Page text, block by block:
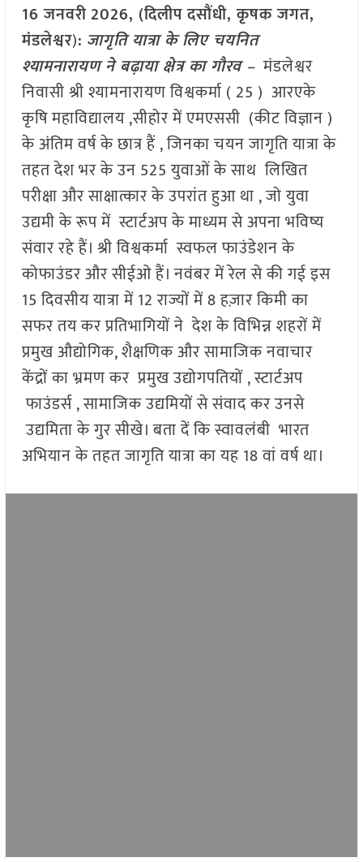
16 जनवरी2026, (दिलीप दसौंधी, कृषक जगत,
मंडलेश्वर): जागृति यात्रा के लिए चयनित
श्यामनारायण ने बढ़ाया क्षेत्र का गौरव –मंडलेश्वर
निवासी श्री श्यामनारायण विश्वकर्मा ( 25 ) आरएके
कृषि महाविद्यालय ,सीहोर में एमएससी (कीट विज्ञान )
के अंतिम वर्ष के छात्र हैं , जिनका चयन जागृति यात्रा के
तहत देश भर के उन 525 युवाओं के साथ लिखित
परीक्षा और साक्षात्कार के उपरांत हुआ था , जो युवा
उद्यमी के रूप में स्टार्टअप के माध्यम से अपना भविष्य
संवार रहे हैं। श्री विश्वकर्मा स्वफल फाउंडेशन के
कोफाउंडर और सीईओ हैं। नवंबर में रेल से की गई इस
15 दिवसीय यात्रा में 12 राज्यों में 8 हज़ार किमी का
सफर तय कर प्रतिभागियों ने देश के विभिन्न शहरों में
प्रमुख औद्योगिक, शैक्षणिक और सामाजिक नवाचार
केंद्रों का भ्रमण कर प्रमुख उद्योगपतियों , स्टार्टअप
फाउंडर्स , सामाजिक उद्यमियों से संवाद कर उनसे
उद्यमिता के गुर सीखे। बता दें कि स्वावलंबी भारत
अभियान के तहत जागृति यात्रा का यह 18 वां वर्ष था।